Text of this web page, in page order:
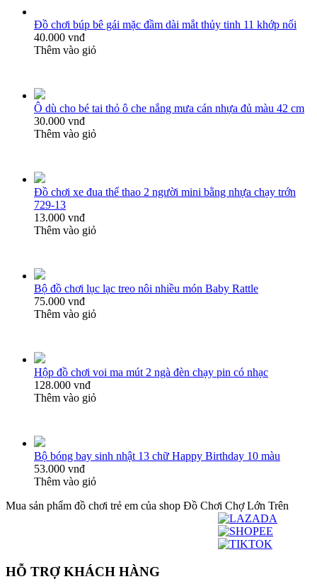
Đồ chơi búp bê gái mặc đầm dài mắt thủy tinh 11 khớp nối
40.000 vnđ
Thêm vào giỏ
Ô dù cho bé tai thỏ ô che nắng mưa cán nhựa đủ màu 42 cm
30.000 vnđ
Thêm vào giỏ
Đồ chơi xe đua thể thao 2 người mini bằng nhựa chạy trớn
729-13
13.000 vnđ
Thêm vào giỏ
Bộ đồ chơi lục lạc treo nôi nhiều món Baby Rattle
75.000 vnđ
Thêm vào giỏ
Hộp đồ chơi voi ma mút 2 ngà đèn chạy pin có nhạc
128.000 vnđ
Thêm vào giỏ
Bộ bóng bay sinh nhật 13 chữ Happy Birthday 10 màu
53.000 vnđ
Thêm vào giỏ
Mua sản phẩm đồ chơi trẻ em của shop Đồ Chơi Chợ Lớn Trên
HỖ TRỢ KHÁCH HÀNG